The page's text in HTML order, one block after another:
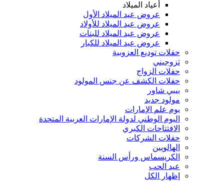
أعياد الميلاد
عروض عيد الميلاد الأول
عروض عيد الميلاد للأولاد
عروض عيد الميلاد للبنات
عروض عيد الميلاد للكبار
حفلات توديع العزوبية
تزوجيني
حفلات الزواج
حفلات الكشف عن جنس المولود
بيبي شاور
مولود جديد
يوم علم الإمارات
اليوم الوطني لدولة الإمارات العربية المتحدة
الافتتاحات الكبري
حفلات الشركات
الهالويين
الكريسماس ورأس السنة
عيد الحب
إظهار الكل